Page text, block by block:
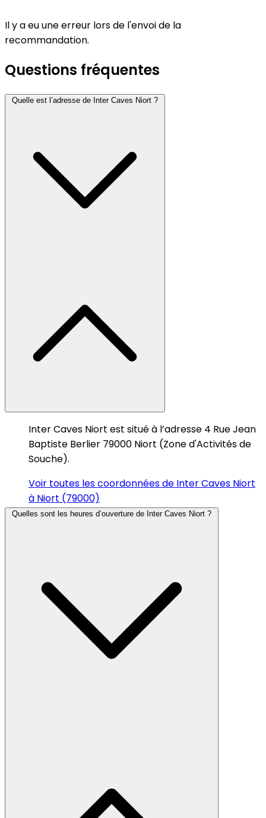
Il y a eu une erreur lors de l'envoi de la
recommandation.
Questions fréquentes
Quelle est l’adresse de Inter Caves Niort ?
Inter Caves Niort est situé à l’adresse 4 Rue Jean
Baptiste Berlier 79000 Niort (Zone d'Activités de
Souche).
Voir toutes les coordonnées de Inter Caves Niort
à Niort (79000)
Quelles sont les heures d’ouverture de Inter Caves Niort ?